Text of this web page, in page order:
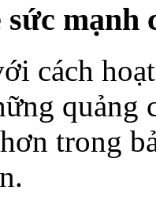
sức mạnh
cách
quảng
trong